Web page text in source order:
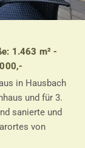
1.463 m² -
in Hausbach
und für 3.
sanierte und
von